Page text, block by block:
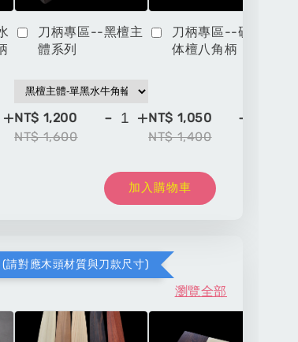
+
刀柄專區--黑檀主
體系列
NT$ 1,200
NT$ 1,600
- +
刀柄專區--硬木一
体檀八角柄
NT$ 1,050
NT$ 1,400
-
加入購物車
請對應木頭材質與刀款尺寸)
瀏覽全部